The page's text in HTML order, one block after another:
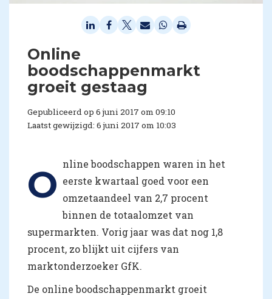
Online
boodschappenmarkt
groeit gestaag
Gepubliceerd op 6 juni 2017 om 09:10
Laatst gewijzigd: 6 juni 2017 om 10:03
O nline boodschappen waren in het
eerste kwartaal goed voor een
omzetaandeel van 2,7 procent
binnen de totaalomzet van
supermarkten. Vorig jaar was dat nog 1,8
procent, zo blijkt uit cijfers van
marktonderzoeker GfK.
De online boodschappenmarkt groeit